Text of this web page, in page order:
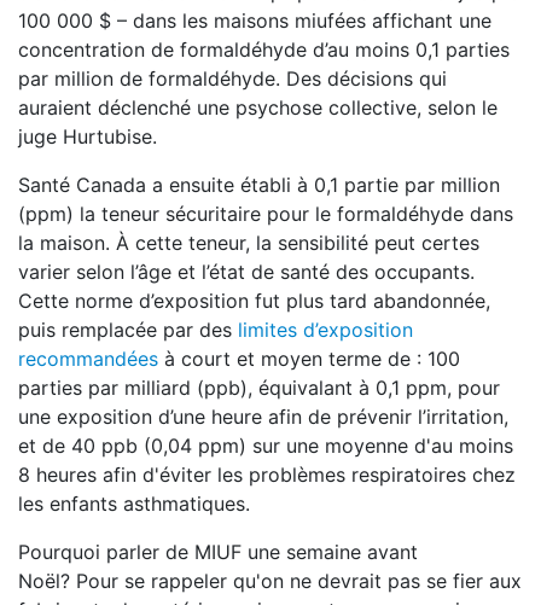
100 000 $ – dans les maisons miufées affichant une
concentration de formaldéhyde d’au moins 0,1 parties
par million de formaldéhyde. Des décisions qui
auraient déclenché une psychose collective, selon le
juge Hurtubise.
Santé Canada a ensuite établi à 0,1 partie par million
(ppm) la teneur sécuritaire pour le formaldéhyde dans
la maison. À cette teneur, la sensibilité peut certes
varier selon l’âge et l’état de santé des occupants.
Cette norme d’exposition fut plus tard abandonnée,
puis remplacée par des limites d’exposition
recommandées à court et moyen terme de : 100
parties par milliard (ppb), équivalant à 0,1 ppm, pour
une exposition d’une heure afin de prévenir l’irritation,
et de 40 ppb (0,04 ppm) sur une moyenne d'au moins
8 heures afin d'éviter les problèmes respiratoires chez
les enfants asthmatiques.
Pourquoi parler de MIUF une semaine avant
Noël? Pour se rappeler qu'on ne devrait pas se fier aux